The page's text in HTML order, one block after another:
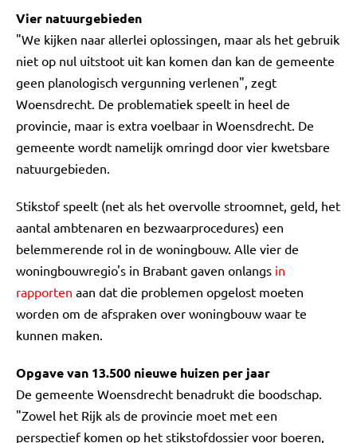
Vier natuurgebieden
"We kijken naar allerlei oplossingen, maar als het gebruik
niet op nul uitstoot uit kan komen dan kan de gemeente
geen planologisch vergunning verlenen", zegt
Woensdrecht. De problematiek speelt in heel de
provincie, maar is extra voelbaar in Woensdrecht. De
gemeente wordt namelijk omringd door vier kwetsbare
natuurgebieden.
Stikstof speelt (net als het overvolle stroomnet, geld, het
aantal ambtenaren en bezwaarprocedures) een
belemmerende rol in de woningbouw. Alle vier de
woningbouwregio's in Brabant gaven onlangs in
rapporten aan dat die problemen opgelost moeten
worden om de afspraken over woningbouw waar te
kunnen maken.
Opgave van 13.500 nieuwe huizen per jaar
De gemeente Woensdrecht benadrukt die boodschap.
"Zowel het Rijk als de provincie moet met een
perspectief komen op het stikstofdossier voor boeren,